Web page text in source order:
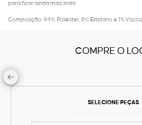
para ficar ainda mais linda.
Composição: 94% Poliéster, 5% Elastano e
COMPRE O
SELECIONE PEÇAS